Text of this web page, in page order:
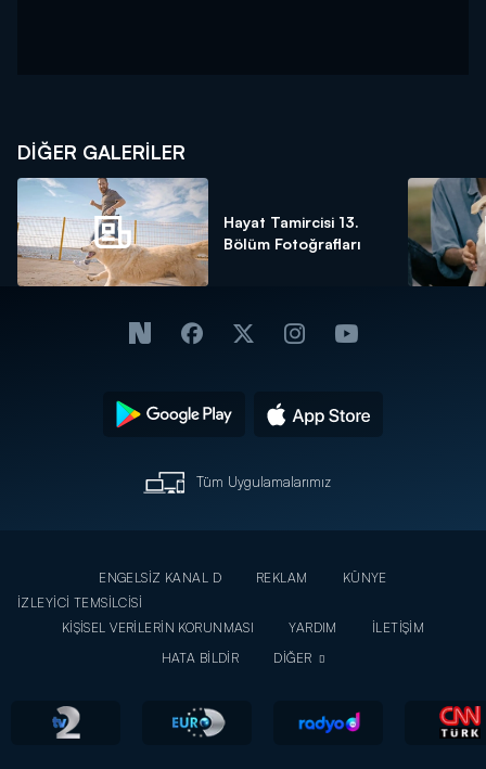
DİĞER GALERİLER
Hayat Tamircisi 13.
Bölüm Fotoğrafları
Tüm Uygulamalarımız
ENGELSİZ KANAL D REKLAM
KÜNYE
İZLEYİCİ TEMSİLCİSİ
KİŞİSEL VERİLERİN KORUNMASI
YARDIM
İLETİŞİM
HATA BİLDİR
DİĞER